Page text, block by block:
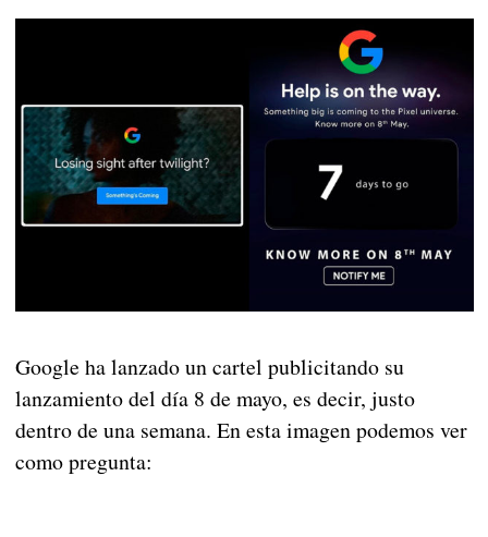
Google ha lanzado un cartel publicitando su
lanzamiento del día 8 de mayo, es decir, justo
dentro de una semana. En esta imagen podemos ver
como pregunta: